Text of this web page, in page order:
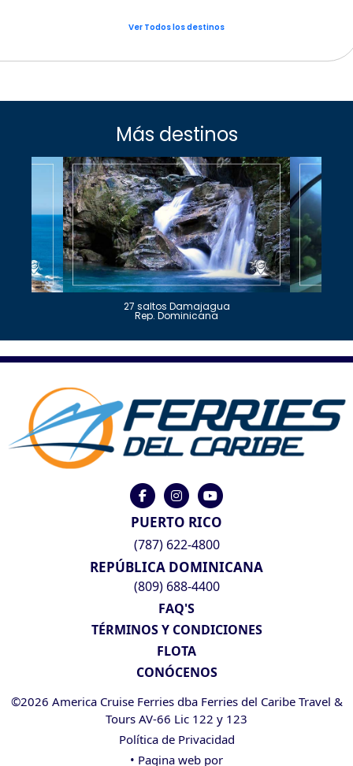
Ver Todos los destinos
Más destinos
27 saltos Damajagua
Rep. Dominicana
PUERTO RICO
(787) 622-4800
REPÚBLICA DOMINICANA
(809) 688-4400
FAQ'S
TÉRMINOS Y CONDICIONES
FLOTA
CONÓCENOS
©2026 America Cruise Ferries dba Ferries del Caribe Travel &
Tours AV-66 Lic 122 y 123
Política de Privacidad
• Pagina web por